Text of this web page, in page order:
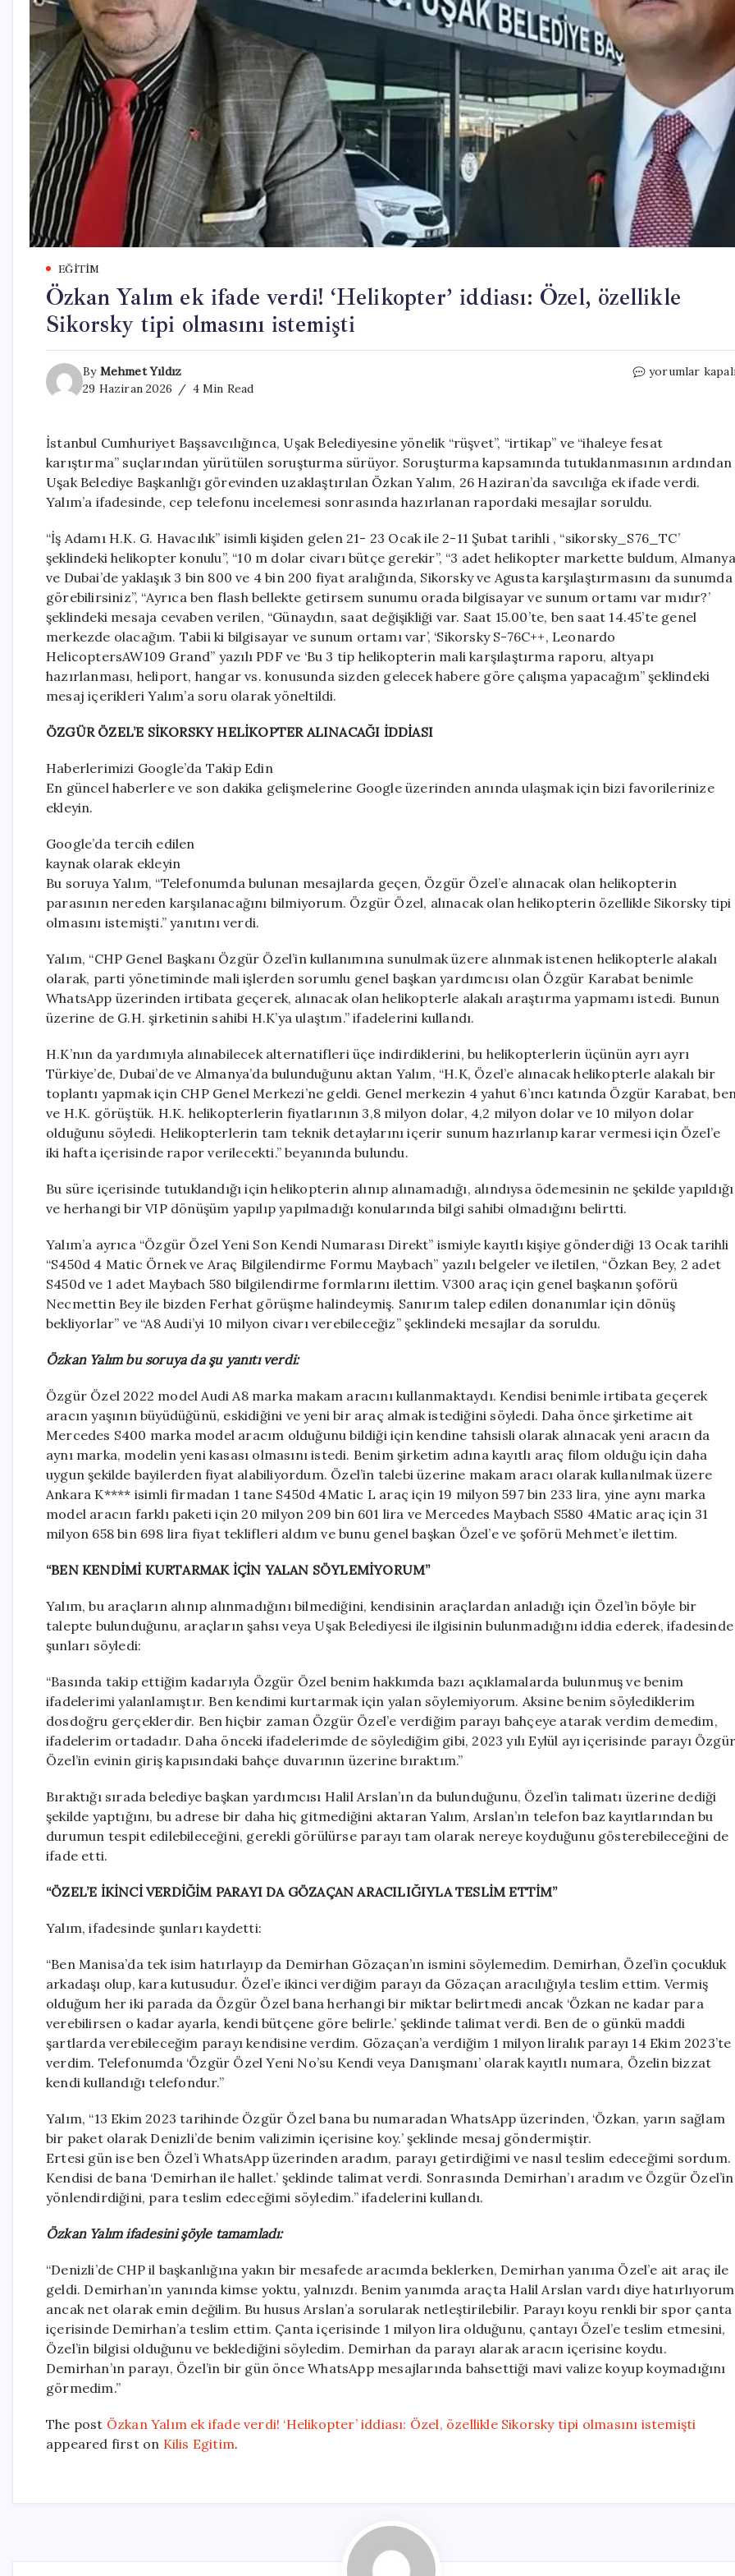
EĞITIM
Özkan Yalım ek ifade verdi! ‘Helikopter’ iddiası: Özel, özellikle
Sikorsky tipi olmasını istemişti
By Mehmet Yıldız
29 Haziran 2026
4 Min Read
Özkan
verdi!
‘Helikopter’
iddiası:
Özel,
özellikle
tipi
olmasını
istemişti
için
yorumlar
İstanbul Cumhuriyet Başsavcılığınca, Uşak Belediyesine yönelik “rüşvet”, “irtikap” ve “ihaleye fesat
karıştırma” suçlarından yürütülen soruşturma sürüyor. Soruşturma kapsamında tutuklanmasının ardından
Uşak Belediye Başkanlığı görevinden uzaklaştırılan Özkan Yalım, 26 Haziran’da savcılığa ek ifade verdi.
Yalım’a ifadesinde, cep telefonu incelemesi sonrasında hazırlanan rapordaki mesajlar soruldu.
“İş Adamı H.K. G. Havacılık” isimli kişiden gelen 21- 23 Ocak ile 2-11 Şubat tarihli , “sikorsky_S76_TC’
şeklindeki helikopter konulu”, “10 m dolar civarı bütçe gerekir”, “3 adet helikopter markette buldum, Almanya
ve Dubai’de yaklaşık 3 bin 800 ve 4 bin 200 fiyat aralığında, Sikorsky ve Agusta karşılaştırmasını da sunumda
görebilirsiniz”, “Ayrıca ben flash bellekte getirsem sunumu orada bilgisayar ve sunum ortamı var mıdır?’
şeklindeki mesaja cevaben verilen, “Günaydın, saat değişikliği var. Saat 15.00’te, ben saat 14.45’te genel
merkezde olacağım. Tabii ki bilgisayar ve sunum ortamı var’, ‘Sikorsky S-76C++, Leonardo
HelicoptersAW109 Grand” yazılı PDF ve ‘Bu 3 tip helikopterin mali karşılaştırma raporu, altyapı
hazırlanması, heliport, hangar vs. konusunda sizden gelecek habere göre çalışma yapacağım” şeklindeki
mesaj içerikleri Yalım’a soru olarak yöneltildi.
ÖZGÜR ÖZEL’E SİKORSKY HELİKOPTER ALINACAĞI İDDİASI
Haberlerimizi Google’da Takip Edin
En güncel haberlere ve son dakika gelişmelerine Google üzerinden anında ulaşmak için bizi favorilerinize
ekleyin.
Google’da tercih edilen
kaynak olarak ekleyin
Bu soruya Yalım, “Telefonumda bulunan mesajlarda geçen, Özgür Özel’e alınacak olan helikopterin
parasının nereden karşılanacağını bilmiyorum. Özgür Özel, alınacak olan helikopterin özellikle Sikorsky tipi
olmasını istemişti.” yanıtını verdi.
Yalım, “CHP Genel Başkanı Özgür Özel’in kullanımına sunulmak üzere alınmak istenen helikopterle alakalı
olarak, parti yönetiminde mali işlerden sorumlu genel başkan yardımcısı olan Özgür Karabat benimle
WhatsApp üzerinden irtibata geçerek, alınacak olan helikopterle alakalı araştırma yapmamı istedi. Bunun
üzerine de G.H. şirketinin sahibi H.K’ya ulaştım.” ifadelerini kullandı.
H.K’nın da yardımıyla alınabilecek alternatifleri üçe indirdiklerini, bu helikopterlerin üçünün ayrı ayrı
Türkiye’de, Dubai’de ve Almanya’da bulunduğunu aktan Yalım, “H.K, Özel’e alınacak helikopterle alakalı bir
toplantı yapmak için CHP Genel Merkezi’ne geldi. Genel merkezin 4 yahut 6’ıncı katında Özgür Karabat,
ve H.K. görüştük. H.K. helikopterlerin fiyatlarının 3,8 milyon dolar, 4,2 milyon dolar ve 10 milyon dolar
olduğunu söyledi. Helikopterlerin tam teknik detaylarını içerir sunum hazırlanıp karar vermesi için Özel’e
iki hafta içerisinde rapor verilecekti.” beyanında bulundu.
Bu süre içerisinde tutuklandığı için helikopterin alınıp alınamadığı, alındıysa ödemesinin ne şekilde yapıldığı
ve herhangi bir VIP dönüşüm yapılıp yapılmadığı konularında bilgi sahibi olmadığını belirtti.
Yalım’a ayrıca “Özgür Özel Yeni Son Kendi Numarası Direkt” ismiyle kayıtlı kişiye gönderdiği 13 Ocak tarihli
“S450d 4 Matic Örnek ve Araç Bilgilendirme Formu Maybach” yazılı belgeler ve iletilen, “Özkan Bey, 2 adet
S450d ve 1 adet Maybach 580 bilgilendirme formlarını ilettim. V300 araç için genel başkanın şoförü
Necmettin Bey ile bizden Ferhat görüşme halindeymiş. Sanırım talep edilen donanımlar için dönüş
bekliyorlar” ve “A8 Audi’yi 10 milyon civarı verebileceğiz” şeklindeki mesajlar da soruldu.
Özkan Yalım bu soruya da şu yanıtı verdi:
Özgür Özel 2022 model Audi A8 marka makam aracını kullanmaktaydı. Kendisi benimle irtibata geçerek
aracın yaşının büyüdüğünü, eskidiğini ve yeni bir araç almak istediğini söyledi. Daha önce şirketime ait
Mercedes S400 marka model aracım olduğunu bildiği için kendine tahsisli olarak alınacak yeni aracın da
aynı marka, modelin yeni kasası olmasını istedi. Benim şirketim adına kayıtlı araç filom olduğu için daha
uygun şekilde bayilerden fiyat alabiliyordum. Özel’in talebi üzerine makam aracı olarak kullanılmak üzere
Ankara K**** isimli firmadan 1 tane S450d 4Matic L araç için 19 milyon 597 bin 233 lira, yine aynı marka
model aracın farklı paketi için 20 milyon 209 bin 601 lira ve Mercedes Maybach S580 4Matic araç için 31
milyon 658 bin 698 lira fiyat teklifleri aldım ve bunu genel başkan Özel’e ve şoförü Mehmet’e ilettim.
“BEN KENDİMİ KURTARMAK İÇİN YALAN SÖYLEMİYORUM”
Yalım, bu araçların alınıp alınmadığını bilmediğini, kendisinin araçlardan anladığı için Özel’in böyle bir
talepte bulunduğunu, araçların şahsı veya Uşak Belediyesi ile ilgisinin bulunmadığını iddia ederek, ifadesinde
şunları söyledi:
“Basında takip ettiğim kadarıyla Özgür Özel benim hakkımda bazı açıklamalarda bulunmuş ve benim
ifadelerimi yalanlamıştır. Ben kendimi kurtarmak için yalan söylemiyorum. Aksine benim söylediklerim
dosdoğru gerçeklerdir. Ben hiçbir zaman Özgür Özel’e verdiğim parayı bahçeye atarak verdim demedim,
ifadelerim ortadadır. Daha önceki ifadelerimde de söylediğim gibi, 2023 yılı Eylül ayı içerisinde parayı
Özel’in evinin giriş kapısındaki bahçe duvarının üzerine bıraktım.”
Bıraktığı sırada belediye başkan yardımcısı Halil Arslan’ın da bulunduğunu, Özel’in talimatı üzerine dediği
şekilde yaptığını, bu adrese bir daha hiç gitmediğini aktaran Yalım, Arslan’ın telefon baz kayıtlarından bu
durumun tespit edilebileceğini, gerekli görülürse parayı tam olarak nereye koyduğunu gösterebileceğini de
ifade etti.
“ÖZEL’E İKİNCİ VERDİĞİM PARAYI DA GÖZAÇAN ARACILIĞIYLA TESLİM ETTİM”
Yalım, ifadesinde şunları kaydetti:
“Ben Manisa’da tek isim hatırlayıp da Demirhan Gözaçan’ın ismini söylemedim. Demirhan, Özel’in çocukluk
arkadaşı olup, kara kutusudur. Özel’e ikinci verdiğim parayı da Gözaçan aracılığıyla teslim ettim. Vermiş
olduğum her iki parada da Özgür Özel bana herhangi bir miktar belirtmedi ancak ‘Özkan ne kadar para
verebilirsen o kadar ayarla, kendi bütçene göre belirle.’ şeklinde talimat verdi. Ben de o günkü maddi
şartlarda verebileceğim parayı kendisine verdim. Gözaçan’a verdiğim 1 milyon liralık parayı 14 Ekim 2023’te
verdim. Telefonumda ‘Özgür Özel Yeni No’su Kendi veya Danışmanı’ olarak kayıtlı numara, Özelin bizzat
kendi kullandığı telefondur.”
Yalım, “13 Ekim 2023 tarihinde Özgür Özel bana bu numaradan WhatsApp üzerinden, ‘Özkan, yarın sağlam
bir paket olarak Denizli’de benim valizimin içerisine koy.’ şeklinde mesaj göndermiştir.
Ertesi gün ise ben Özel’i WhatsApp üzerinden aradım, parayı getirdiğimi ve nasıl teslim edeceğimi sordum.
Kendisi de bana ‘Demirhan ile hallet.’ şeklinde talimat verdi. Sonrasında Demirhan’ı aradım ve Özgür Özel’in
yönlendirdiğini, para teslim edeceğimi söyledim.” ifadelerini kullandı.
Özkan Yalım ifadesini şöyle tamamladı:
“Denizli’de CHP il başkanlığına yakın bir mesafede aracımda beklerken, Demirhan yanıma Özel’e ait araç ile
geldi. Demirhan’ın yanında kimse yoktu, yalnızdı. Benim yanımda araçta Halil Arslan vardı diye hatırlıyorum
ancak net olarak emin değilim. Bu husus Arslan’a sorularak netleştirilebilir. Parayı koyu renkli bir spor çanta
içerisinde Demirhan’a teslim ettim. Çanta içerisinde 1 milyon lira olduğunu, çantayı Özel’e teslim etmesini,
Özel’in bilgisi olduğunu ve beklediğini söyledim. Demirhan da parayı alarak aracın içerisine koydu.
Demirhan’ın parayı, Özel’in bir gün önce WhatsApp mesajlarında bahsettiği mavi valize koyup koymadığını
görmedim.”
The post Özkan Yalım ek ifade verdi! ‘Helikopter’ iddiası: Özel, özellikle Sikorsky tipi olmasını istemişti
appeared first on Kilis Egitim.